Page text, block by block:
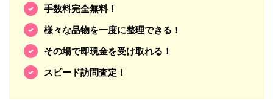
手数料完全無料！
様々な品物を一度に整理できる！
その場で即現金を受け取れる！
スピード訪問査定！